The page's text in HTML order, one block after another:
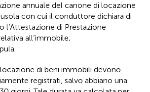
annuale del canone di locazione
con cui il conduttore dichiara di
l’Attestazione di Prestazione
all’immobile;
di beni immobili devono
registrati, salvo abbiano una